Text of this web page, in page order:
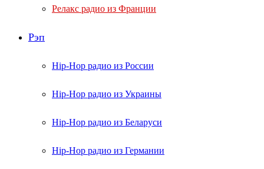
Релакс радио из Франции
Рэп
Hip-Hop радио из России
Hip-Hop радио из Украины
Hip-Hop радио из Беларуси
Hip-Hop радио из Германии